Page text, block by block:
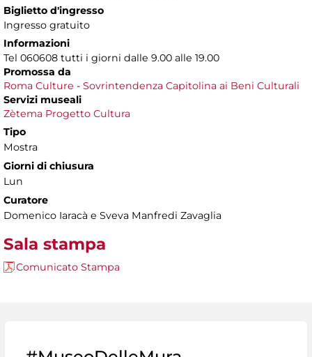
Biglietto d'ingresso
Ingresso gratuito
Informazioni
Tel 060608 tutti i giorni dalle 9.00 alle 19.00
Promossa da
Roma Culture - Sovrintendenza Capitolina ai Beni Culturali
Servizi museali
Zètema Progetto Cultura
Tipo
Mostra
Giorni di chiusura
Lun
Curatore
Domenico Iaracà e Sveva Manfredi Zavaglia
Sala stampa
Comunicato Stampa